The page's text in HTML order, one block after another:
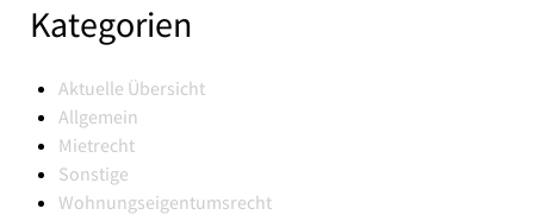
Kategorien
Aktuelle Übersicht
Allgemein
Mietrecht
Sonstige
Wohnungseigentumsrecht